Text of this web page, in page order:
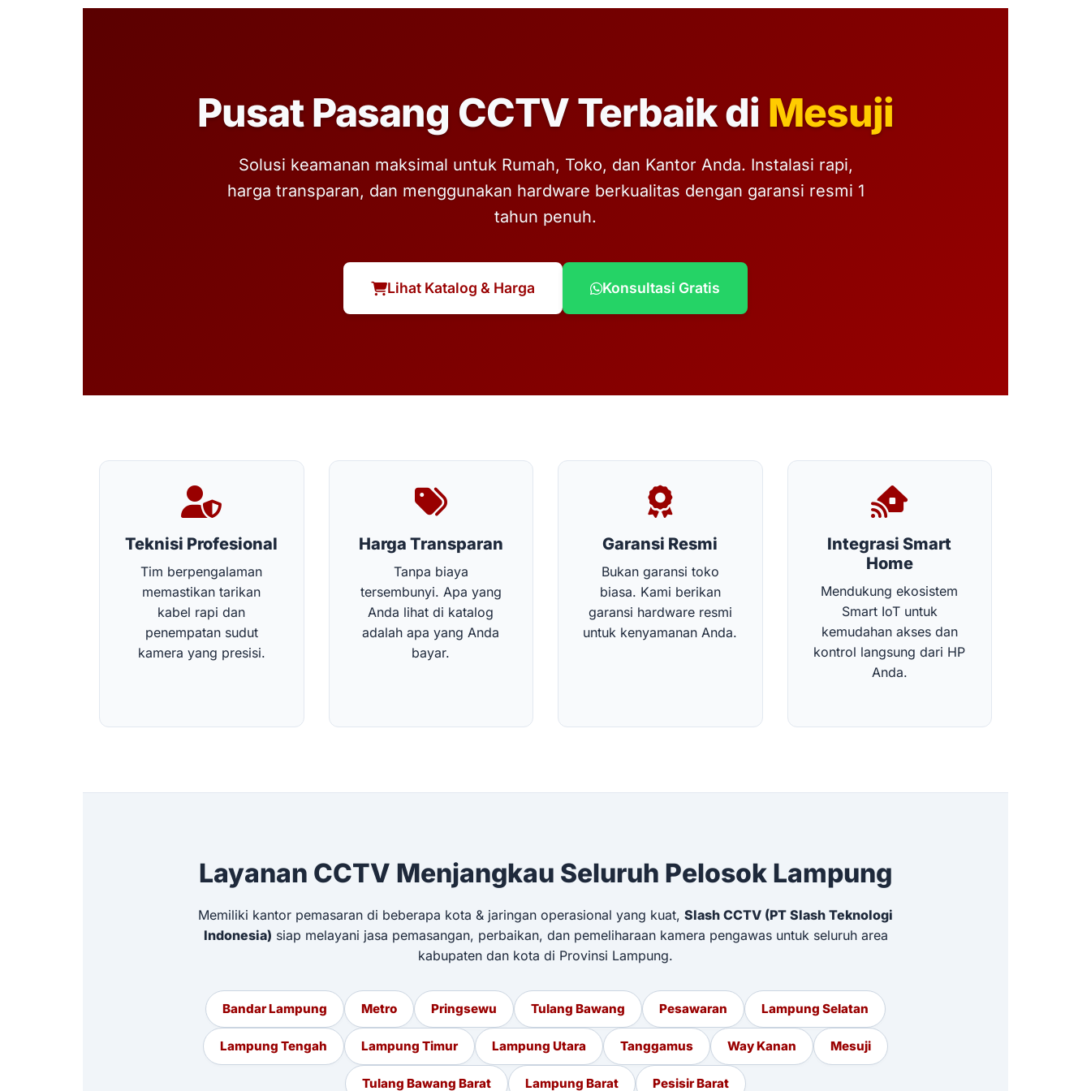
Pusat Pasang CCTV Terbaik di Mesuji
Solusi keamanan maksimal untuk Rumah, Toko, dan Kantor Anda. Instalasi rapi,
harga transparan, dan menggunakan hardware berkualitas dengan garansi resmi 1
tahun penuh.
Lihat Katalog & Harga Konsultasi Gratis
Teknisi Profesional
Tim berpengalaman
memastikan tarikan
kabel rapi dan
penempatan sudut
kamera yang presisi.
Harga Transparan
Tanpa biaya
tersembunyi. Apa yang
Anda lihat di katalog
adalah apa yang Anda
bayar.
Garansi Resmi
Bukan garansi toko
biasa. Kami berikan
garansi hardware resmi
untuk kenyamanan Anda.
Integrasi Smart
Home
Mendukung ekosistem
Smart IoT untuk
kemudahan akses dan
kontrol langsung dari HP
Anda.
Layanan CCTV Menjangkau Seluruh Pelosok Lampung
Memiliki kantor pemasaran di beberapa kota & jaringan operasional yang kuat, Slash CCTV (PT Slash Teknologi
Indonesia) siap melayani jasa pemasangan, perbaikan, dan pemeliharaan kamera pengawas untuk seluruh area
kabupaten dan kota di Provinsi Lampung.
Bandar Lampung Metro Pringsewu Tulang Bawang Pesawaran Lampung Selatan
Lampung Tengah Lampung Timur Lampung Utara Tanggamus Way Kanan Mesuji
Tulang Bawang Barat Lampung Barat Pesisir Barat